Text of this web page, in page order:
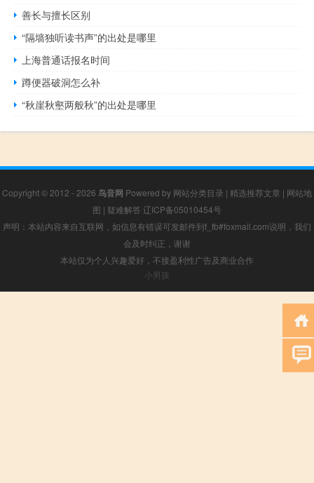
善长与擅长区别
“隔墙独听读书声”的出处是哪里
上海普通话报名时间
蹲便器破洞怎么补
“秋崖秋壑两般秋”的出处是哪里
Copyright © 2012 - 2026 鸟音网 Powered by 网站分类目录 | 精选推荐文章 | 网站地
图 | 疑难解答 辽ICP备05010454号
声明：本站内容来自互联网，如信息有错误可发邮件到f_fb#foxmail.com说明，我们
会及时纠正，谢谢
本站仅为个人兴趣爱好，不接盈利性广告及商业合作
小男孩